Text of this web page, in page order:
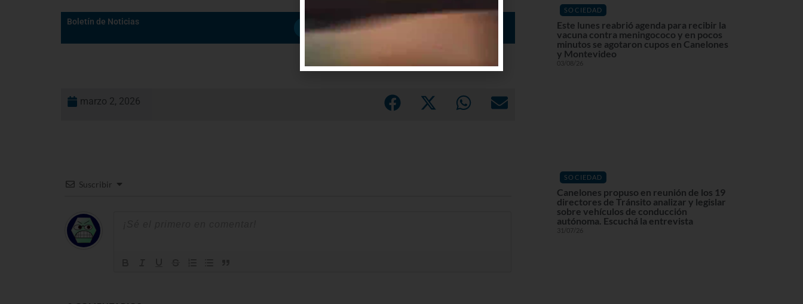
Boletín de Noticias
Suscribirme
marzo 2, 2026
Suscribir
SOCIEDAD
Este lunes reabrió agenda para recibir la
vacuna contra meningococo y en pocos
minutos se agotaron cupos en Canelones
y Montevideo
03/08/26
SOCIEDAD
Canelones propuso en reunión de los 19
directores de Tránsito analizar y legislar
sobre vehículos de conducción
autónoma. Escuchá la entrevista
31/07/26